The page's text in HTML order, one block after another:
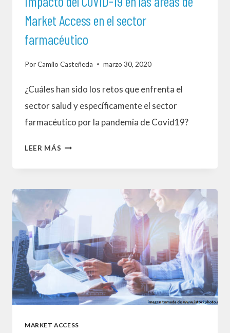
Market Access en el sector
farmacéutico
PorCamilo Casteñeda marzo 30, 2020
¿Cuáles han sido los retos que enfrenta el
sector salud y específicamente el sector
farmacéutico por la pandemia de Covid19?
LEER MÁS IMPACTO
19
EN
ÁREAS
DE
MARKET
ACCESS
EL
MARKET ACCESS